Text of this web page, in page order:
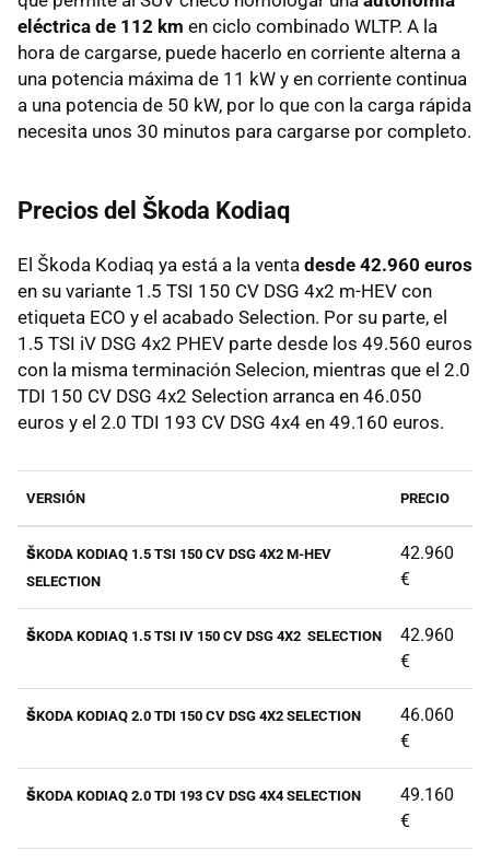
eléctrica de 112 km en ciclo combinado WLTP. A la
hora de cargarse, puede hacerlo en corriente alterna a
una potencia máxima de 11 kW y en corriente continua
a una potencia de 50 kW, por lo que con la carga rápida
necesita unos 30 minutos para cargarse por completo.
Precios del Škoda Kodiaq
El Škoda Kodiaq ya está a la venta desde 42.960 euros
en su variante 1.5 TSI 150 CV DSG 4x2 m-HEV con
etiqueta ECO y el acabado Selection. Por su parte, el
1.5 TSI iV DSG 4x2 PHEV parte desde los 49.560 euros
con la misma terminación Selecion, mientras que el 2.0
TDI 150 CV DSG 4x2 Selection arranca en 46.050
euros y el 2.0 TDI 193 CV DSG 4x4 en 49.160 euros.
VERSIÓN PRECIO
ŠKODA KODIAQ 1.5 TSI 150 CV DSG 4X2 M-HEV
SELECTION
42.960
€
ŠKODA KODIAQ 1.5 TSI IV 150 CV DSG 4X2 SELECTION
42.960
€
ŠKODA KODIAQ 2.0 TDI 150 CV DSG 4X2 SELECTION
46.060
€
ŠKODA KODIAQ 2.0 TDI 193 CV DSG 4X4 SELECTION
49.160
€